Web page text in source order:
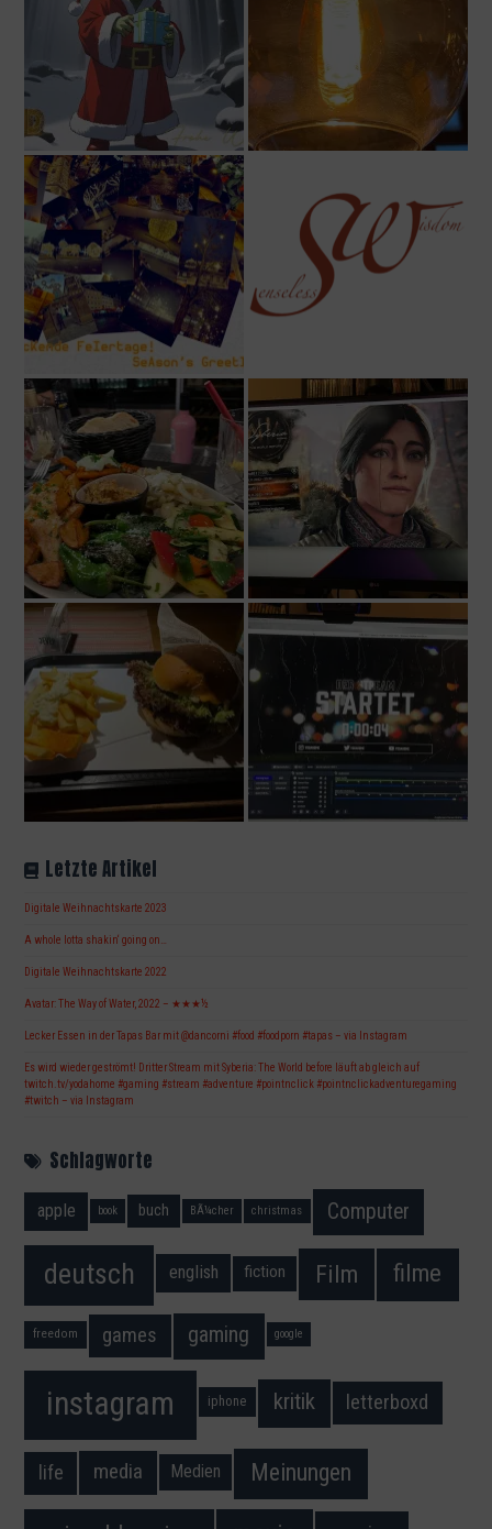
Letzte Artikel
Digitale Weihnachtskarte 2023
A whole lotta shakin‘ going on…
Digitale Weihnachtskarte 2022
Avatar: The Way of Water, 2022 – ★★★½
Lecker Essen in der Tapas Bar mit @dancorni #food #foodporn #tapas – via Instagram
Es wird wieder geströmt! Dritter Stream mit Syberia: The World before läuft ab gleich auf
twitch.tv/yodahome #gaming #stream #adventure #pointnclick #pointnclickadventuregaming
#twitch – via Instagram
Schlagworte
apple book buch BÃ¼cher christmas Computer
deutsch english fiction Film filme
freedom games gaming google
instagram iphone kritik letterboxd
life media Medien Meinungen